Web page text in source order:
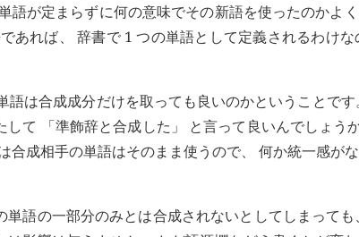
語が定まらずに何の意味でその新語を使ったのかよ
あれば、 辞書で 1 つの単語として定義されるわけ
は合成成分だけを取っても良いのかということで
て 「準飾辞と合成した」 と言って良いんでしょう
成相手の単語はそのまま使うので、 何か統一感が
語の一部分のみとは合成されないとしてしまって